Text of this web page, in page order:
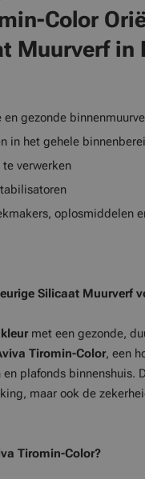
Color
Muurverf in
gezonde
in het gehele
verwerken
oplosmiddelen
Silicaat Muurverf
met een gezonde,
Tiromin-Color, een
plafonds binnenshuis.
maar ook de
Tiromin-Color?